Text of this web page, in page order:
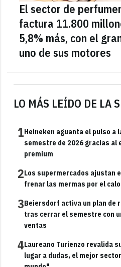
LO MÁS LEÍDO DE LA
1Heineken aguanta el pulso a
semestre de 2026 gracias al
premium
2Los supermercados ajustan
frenar las mermas por el
3Beiersdorf activa un plan de
tras cerrar el semestre con
ventas
4Laureano Turienzo revalida
lugar a dudas, el mejor
El sector de
factura 11.800
5,8% más, con el
uno de sus motores